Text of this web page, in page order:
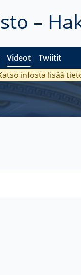
–
Videot Twiitit
infosta lisää